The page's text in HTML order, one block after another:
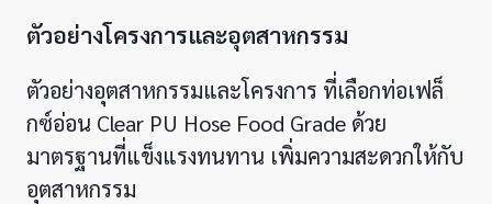
ตัวอย่างโครงการและอุตสาหกรรม
ตัวอย่างอุตสาหกรรมและโครงการ ที่เลือกท่อเฟล็
กซ์อ่อน Clear PU Hose Food Grade ด้วย
มาตรฐานที่แข็งแรงทนทาน เพิ่มความสะดวกให้กับ
อุตสาหกรรม